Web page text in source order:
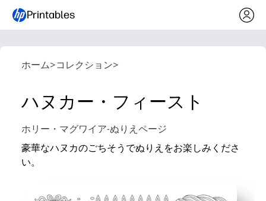
Printables
ホーム>コレクション>
ハヌカー・フィースト
ホリー・マグワイア-ぬりえページ
豪華なハヌカのごちそうでぬりえをお楽しみくださ
い。